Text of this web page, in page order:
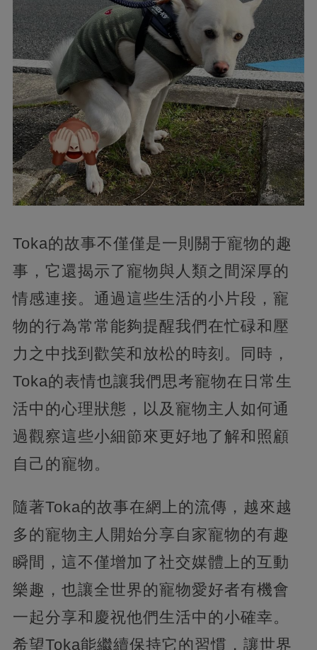
Toka的故事不僅僅是一則關于寵物的趣
事，它還揭示了寵物與人類之間深厚的
情感連接。通過這些生活的小片段，寵
物的行為常常能夠提醒我們在忙碌和壓
力之中找到歡笑和放松的時刻。同時，
Toka的表情也讓我們思考寵物在日常生
活中的心理狀態，以及寵物主人如何通
過觀察這些小細節來更好地了解和照顧
自己的寵物。
隨著Toka的故事在網上的流傳，越來越
多的寵物主人開始分享自家寵物的有趣
瞬間，這不僅增加了社交媒體上的互動
樂趣，也讓全世界的寵物愛好者有機會
一起分享和慶祝他們生活中的小確幸。
希望Toka能繼續保持它的習慣，讓世界